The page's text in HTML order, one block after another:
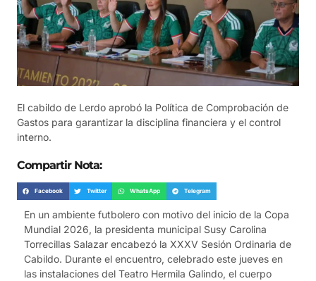
El cabildo de Lerdo aprobó la Política de Comprobación de
Gastos para garantizar la disciplina financiera y el control
interno.
Compartir Nota:
Facebook Twitter WhatsApp Telegram
En un ambiente futbolero con motivo del inicio de la Copa
Mundial 2026, la presidenta municipal Susy Carolina
Torrecillas Salazar encabezó la XXXV Sesión Ordinaria de
Cabildo. Durante el encuentro, celebrado este jueves en
las instalaciones del Teatro Hermila Galindo, el cuerpo